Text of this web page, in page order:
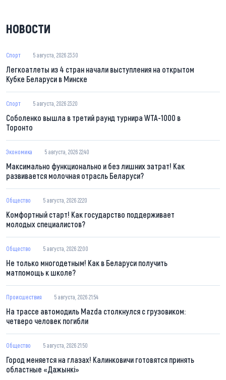
НОВОСТИ
Спорт 5 августа, 2026 23:30
Легкоатлеты из 4 стран начали выступления на открытом
Кубке Беларуси в Минске
Спорт 5 августа, 2026 23:20
Соболенко вышла в третий раунд турнира WTA-1000 в
Торонто
Экономика 5 августа, 2026 22:40
Максимально функционально и без лишних затрат! Как
развивается молочная отрасль Беларуси?
Общество 5 августа, 2026 22:20
Комфортный старт! Как государство поддерживает
молодых специалистов?
Общество 5 августа, 2026 22:00
Не только многодетным! Как в Беларуси получить
матпомощь к школе?
Происшествия 5 августа, 2026 21:54
На трассе автомодиль Mazda столкнулся с грузовиком:
четверо человек погибли
Общество 5 августа, 2026 21:50
Город меняется на глазах! Калинковичи готовятся принять
областные «Дажынкі»